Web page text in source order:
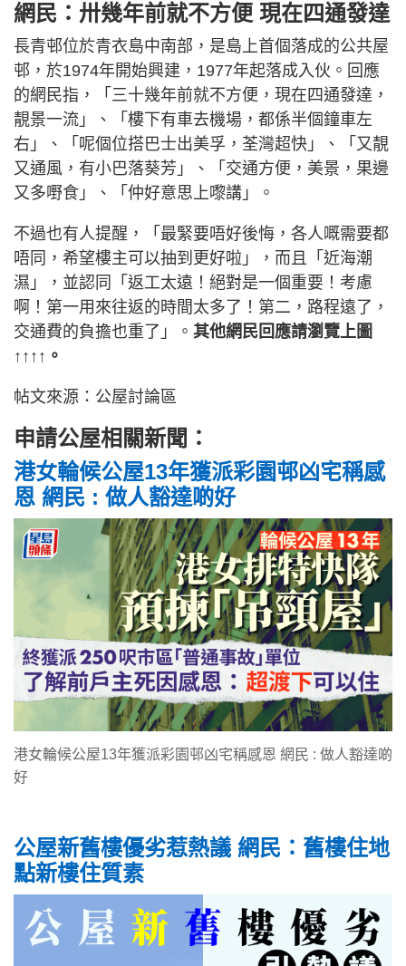
網民：卅幾年前就不方便 現在四通發達
長青邨位於青衣島中南部，是島上首個落成的公共屋
邨，於1974年開始興建，1977年起落成入伙。回應
的網民指，「三十幾年前就不方便，現在四通發達，
靚景一流」、「樓下有車去機場，都係半個鐘車左
右」、「呢個位搭巴士出美孚，荃灣超快」、「又靚
又通風，有小巴落葵芳」、「交通方便，美景，果邊
又多嘢食」、「仲好意思上嚟講」。
不過也有人提醒，「最緊要唔好後悔，各人嘅需要都
唔同，希望樓主可以抽到更好啦」，而且「近海潮
濕」，並認同「返工太遠！絕對是一個重要！考慮
啊！第一用來往返的時間太多了！第二，路程遠了，
交通費的負擔也重了」。 其他網民回應請瀏覽上圖
↑↑↑↑。
帖文來源：公屋討論區
申請公屋相關新聞：
港女輪候公屋13年獲派彩園邨凶宅稱感
恩 網民 : 做人豁達啲好
港女輪候公屋13年獲派彩園邨凶宅稱感恩 網民 : 做人豁達啲
好
公屋新舊樓優劣惹熱議 網民：舊樓住地
點新樓住質素